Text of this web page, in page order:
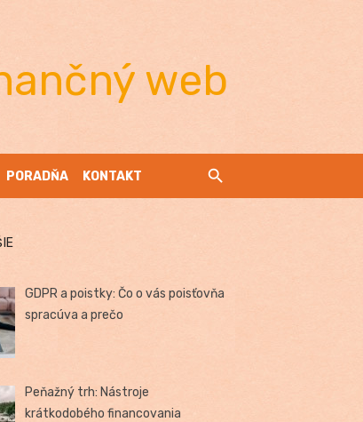
web
PORADŇA KONTAKT
GDPR a poistky: Čo o vás poisťovňa
spracúva a prečo
Peňažný trh: Nástroje
krátkodobého financovania